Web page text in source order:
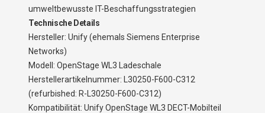
umweltbewusste IT-Beschaffungsstrategien
Technische Details
Hersteller: Unify (ehemals Siemens Enterprise
Networks)
Modell: OpenStage WL3 Ladeschale
Herstellerartikelnummer: L30250-F600-C312
(refurbished: R-L30250-F600-C312)
Kompatibilität: Unify OpenStage WL3 DECT-Mobilteil